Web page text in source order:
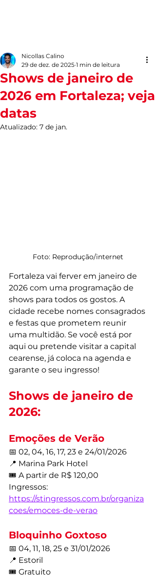
Shows de janeiro de
2026 em Fortaleza; veja
datas
Nicollas Calino
29 de dez. de 2025 1 min de leitura
Atualizado: 7 de jan.
Foto: Reprodução/internet
Fortaleza vai ferver em janeiro de
2026 com uma programação de
shows para todos os gostos. A
cidade recebe nomes consagrados
e festas que prometem reunir
uma multidão. Se você está por
aqui ou pretende visitar a capital
cearense, já coloca na agenda e
garante o seu ingresso!
Shows de janeiro de
2026:
Emoções de Verão
📅 02, 04, 16, 17, 23 e 24/01/2026
📍 Marina Park Hotel
🎟️ A partir de R$ 120,00
Ingressos:
https://stingressos.com.br/organiza
coes/emoces-de-verao
Bloquinho Goxtoso
📅 04, 11, 18, 25 e 31/01/2026
📍 Estoril
🎟️ Gratuito